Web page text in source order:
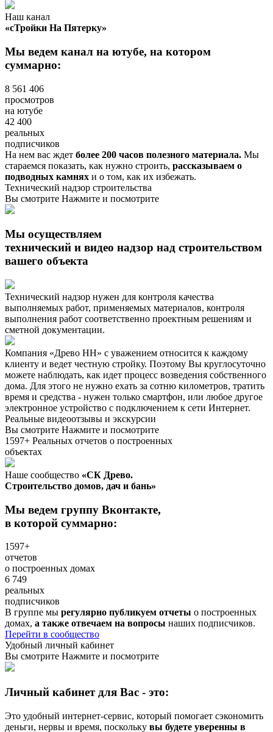
Наш канал
«сТройки На Пятерку»
Мы ведем канал на ютубе, на котором
суммарно:
8 561 406
просмотров
на ютубе
42 400
реальных
подписчиков
На нем вас ждет более 200 часов полезного материала. Мы
стараемся показать, как нужно строить, рассказываем о
подводных камнях и о том, как их избежать.
Технический надзор строительства
Вы смотрите Нажмите и посмотрите
Мы осуществляем
технический и видео надзор над строительством
вашего объекта
Технический надзор нужен для контроля качества
выполняемых работ, применяемых материалов, контроля
выполнения работ соответственно проектным решениям и
сметной документации.
Компания «Древо НН» с уважением относится к каждому
клиенту и ведет честную стройку. Поэтому Вы круглосуточно
можете наблюдать, как идет процесс возведения собственного
дома. Для этого не нужно ехать за сотню километров, тратить
время и средства - нужен только смартфон, или любое другое
электронное устройство с подключением к сети Интернет.
Реальные видеоотзывы и экскурсии
Вы смотрите Нажмите и посмотрите
1597+ Реальных отчетов о построенных
объектах
Наше сообщество «СК Древо.
Строительство домов, дач и бань»
Мы ведем группу Вконтакте,
в которой суммарно:
1597+
отчетов
о построенных домах
6 749
реальных
подписчиков
В группе мы регулярно публикуем отчеты о построенных
домах, а также отвечаем на вопросы наших подписчиков.
Перейти в сообщество
Удобный личный кабинет
Вы смотрите Нажмите и посмотрите
Личный кабинет для Вас - это:
Это удобный интернет-сервис, который помогает сэкономить
деньги, нервы и время, поскольку вы будете уверенны в